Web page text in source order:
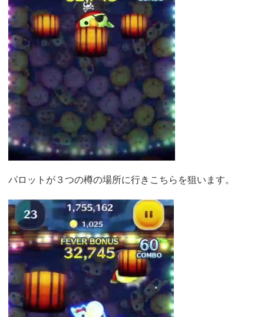
パロットが３つの樽の場所に行きこちらを狙います。